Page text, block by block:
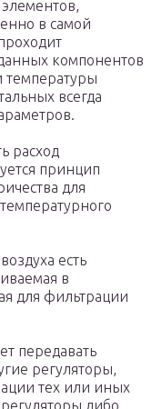
в самой
компонентов
температуры
всегда
расход
принцип
для
есть
в
для фильтрации
передавать
регуляторы,
тех или иных
либо